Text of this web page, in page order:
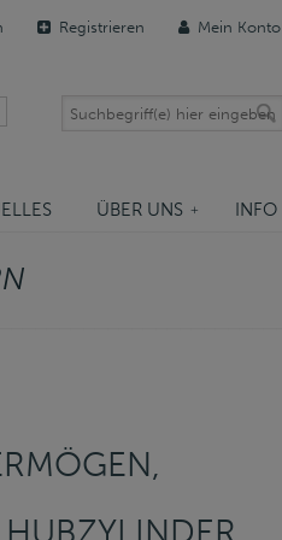
Registrieren Mein Konto
ÜBER UNS INFO